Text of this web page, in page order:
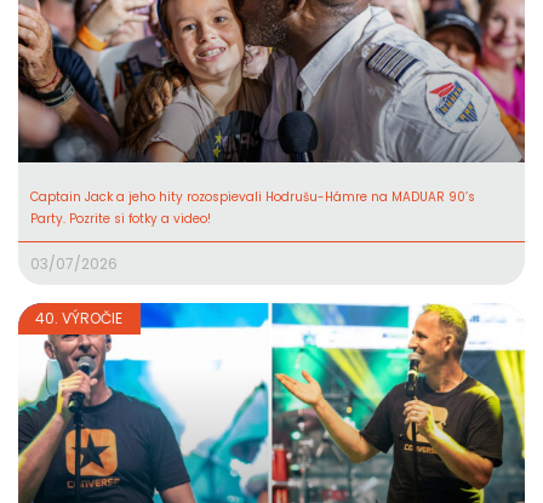
Captain Jack a jeho hity rozospievali Hodrušu-Hámre na MADUAR 90’s
Party. Pozrite si fotky a video!
03/07/2026
40. VÝROČIE